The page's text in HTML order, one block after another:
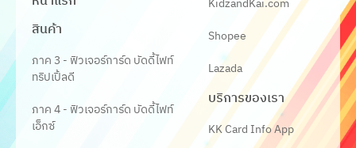
สินค้า
ภาค 3 - ฟิวเจอร์การ์ด บัดดี้ไฟท์
ทริปเปิ้ลดี
ภาค 4 - ฟิวเจอร์การ์ด บัดดี้ไฟท์
เอ็กซ์
Shopee
Lazada
บริการของเรา
KK Card Info App